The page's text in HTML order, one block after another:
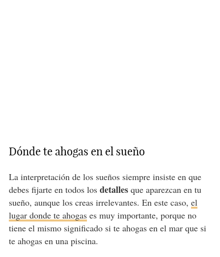
Dónde te ahogas en el sueño
La interpretación de los sueños siempre insiste en que
debes fijarte en todos los detallesque aparezcan en tu
sueño, aunque los creas irrelevantes. En este caso, el
lugar donde te ahogases muy importante, porque no
tiene el mismo significado si te ahogas en el mar que si
te ahogas en una piscina.